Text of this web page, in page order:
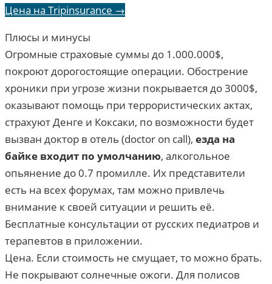
Цена на Tripinsurance →
Плюсы и минусы
Огромные страховые суммы до 1.000.000$,
покроют дорогостоящие операции. Обострение
хроники при угрозе жизни покрывается до 3000$,
оказывают помощь при террористических актах,
страхуют Денге и Коксаки, по возможности будет
вызван доктор в отель (doctor on call), езда на
байке входит по умолчанию, алкогольное
опьянение до 0.7 промилле. Их представители
есть на всех форумах, там можно привлечь
внимание к своей ситуации и решить её.
Бесплатные консультации от русских педиатров и
терапевтов в приложении.
Цена. Если стоимость не смущает, то можно брать.
Не покрывают солнечные ожоги. Для полисов